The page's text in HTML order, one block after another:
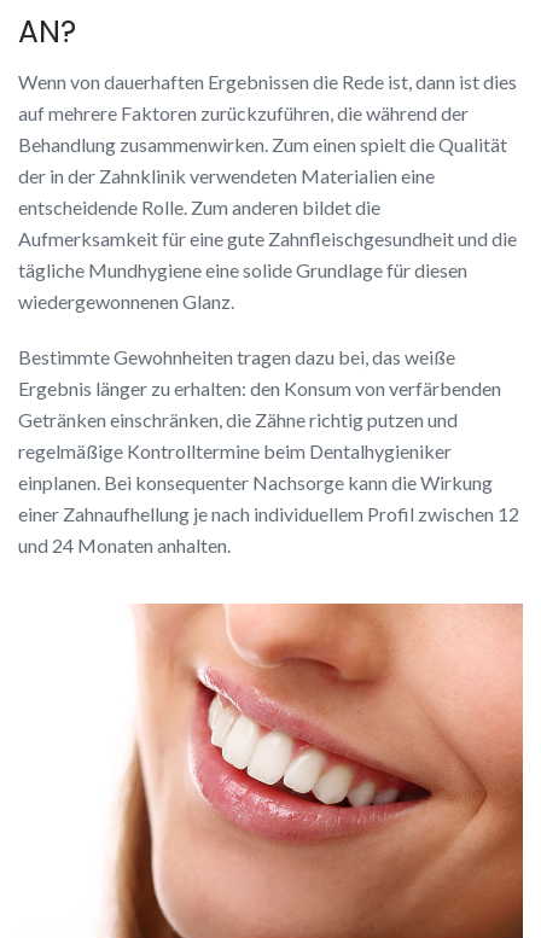
AN?
Wenn von dauerhaften Ergebnissen die Rede ist, dann ist dies
auf mehrere Faktoren zurückzuführen, die während der
Behandlung zusammenwirken. Zum einen spielt die Qualität
der in der Zahnklinik verwendeten Materialien eine
entscheidende Rolle. Zum anderen bildet die
Aufmerksamkeit für eine gute Zahnfleischgesundheit und die
tägliche Mundhygiene eine solide Grundlage für diesen
wiedergewonnenen Glanz.
Bestimmte Gewohnheiten tragen dazu bei, das weiße
Ergebnis länger zu erhalten: den Konsum von verfärbenden
Getränken einschränken, die Zähne richtig putzen und
regelmäßige Kontrolltermine beim Dentalhygieniker
einplanen. Bei konsequenter Nachsorge kann die Wirkung
einer Zahnaufhellung je nach individuellem Profil zwischen 12
und 24 Monaten anhalten.